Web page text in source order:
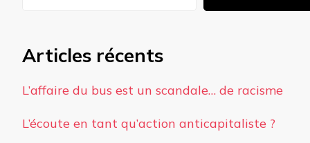
Articles récents
L’affaire du bus est un scandale… de racisme
L’écoute en tant qu’action anticapitaliste ?